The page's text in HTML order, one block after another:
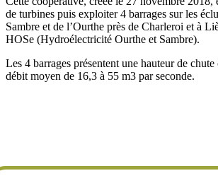
de turbines puis exploiter 4 barrages sur les
Sambre et de l’Ourthe près de Charleroi et à
HOSe (Hydroélectricité Ourthe et Sambre).
Les 4 barrages présentent une hauteur de chute
débit moyen de 16,3 à 55 m3 par seconde.